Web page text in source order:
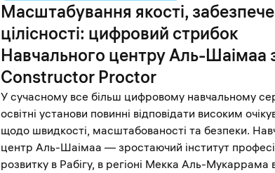
Масштабування якості,
цілісності: цифровий стрибок
Навчального центру Аль-Шаімаа
Constructor Proctor
У сучасному все більш цифровому навчальному
освітні установи повинні відповідати високим
щодо швидкості, масштабованості та безпеки.
центр Аль-Шаімаа — зростаючий інститут
розвитку в Рабігу, в регіоні Мекка Аль-Мукаррама